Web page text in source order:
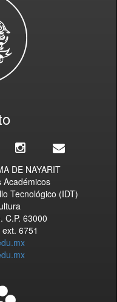
DE NAYARIT
Académicos
Tecnológico (IDT)
C.P. 63000
6751